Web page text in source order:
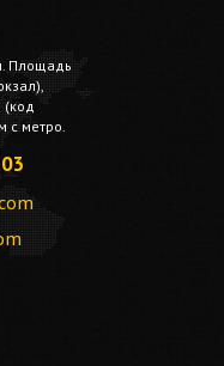
Площадь
(код
с метро.